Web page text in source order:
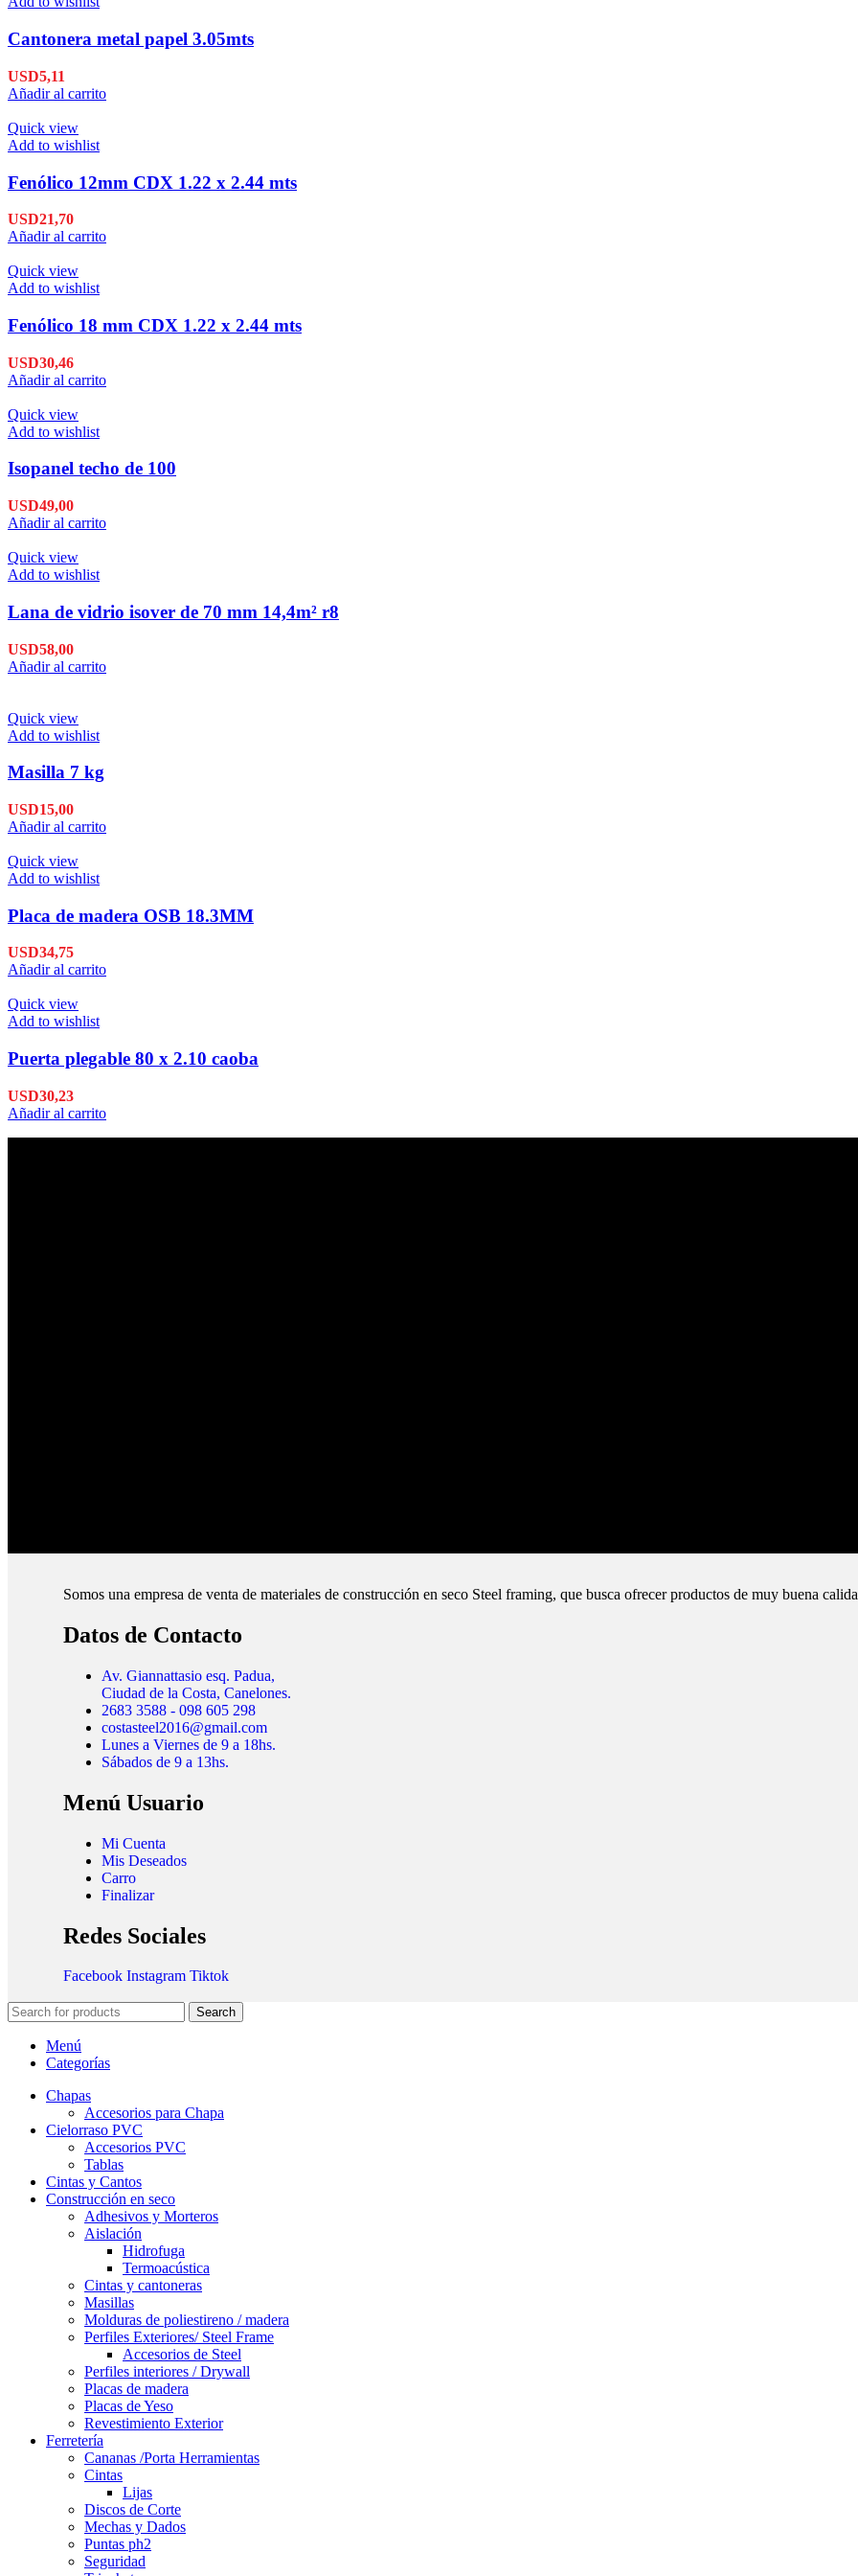
Cantonera metal papel 3.05mts
USD5,11
Añadir al carrito
Quick view
Add to wishlist
Fenólico 12mm CDX 1.22 x 2.44 mts
USD21,70
Añadir al carrito
Quick view
Add to wishlist
Fenólico 18 mm CDX 1.22 x 2.44 mts
USD30,46
Añadir al carrito
Quick view
Add to wishlist
Isopanel techo de 100
USD49,00
Añadir al carrito
Quick view
Add to wishlist
Lana de vidrio isover de 70 mm 14,4m² r8
USD58,00
Añadir al carrito
Quick view
Add to wishlist
Masilla 7 kg
USD15,00
Añadir al carrito
Quick view
Add to wishlist
Placa de madera OSB 18.3MM
USD34,75
Añadir al carrito
Quick view
Add to wishlist
Puerta plegable 80 x 2.10 caoba
USD30,23
Añadir al carrito
Somos una empresa de venta de materiales de construcción en seco Steel framing, que busca ofrecer productos de muy buena
Datos de Contacto
Av. Giannattasio esq. Padua,
Ciudad de la Costa, Canelones.
2683 3588 - 098 605 298
costasteel2016@gmail.com
Lunes a Viernes de 9 a 18hs.
Sábados de 9 a 13hs.
Menú Usuario
Mi Cuenta
Mis Deseados
Carro
Finalizar
Redes Sociales
Facebook Instagram Tiktok
Search
Menú
Categorías
Chapas
Accesorios para Chapa
Cielorraso PVC
Accesorios PVC
Tablas
Cintas y Cantos
Construcción en seco
Adhesivos y Morteros
Aislación
Hidrofuga
Termoacústica
Cintas y cantoneras
Masillas
Molduras de poliestireno / madera
Perfiles Exteriores/ Steel Frame
Accesorios de Steel
Perfiles interiores / Drywall
Placas de madera
Placas de Yeso
Revestimiento Exterior
Ferretería
Cananas /Porta Herramientas
Cintas
Lijas
Discos de Corte
Mechas y Dados
Puntas ph2
Seguridad